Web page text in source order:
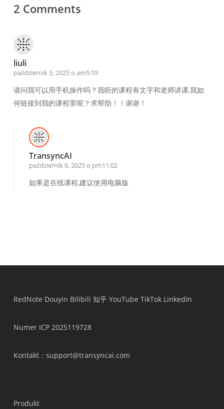
2 Comments
liuli
październik 5, 2025 o am5:19
请问我可以用手机操作吗？我听的课程有文字和老师讲课,我如
何链接到我的课程里呢？求帮助！！谢谢！
TransyncAI
październik 6, 2025 o pm11:02
如果是在线课程,建议使用电脑版
RedNote Douyin Bilibili 知乎 YouTube TikTok LinkedIn
Numer ICP 2025119728
Kontakt：support@transyncai.com
Produkt